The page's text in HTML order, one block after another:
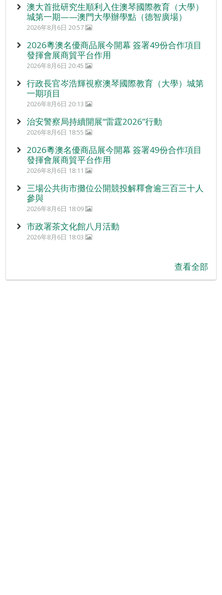
澳大首批研究生順利入住澳琴國際教育（大學）
城第一期——澳門大學辦學點（德智廣場）
2026年8月6日 20:57
2026粵澳名優商品展今開幕 簽署49份合作項目
發揮會展商貿平台作用
2026年8月6日 20:45
行政長官岑浩輝視察澳琴國際教育（大學）城第
一期項目
2026年8月6日 20:13
治安警察局持續開展“雷霆2026”行動
2026年8月6日 18:55
2026粵澳名優商品展今開幕 簽署49份合作項目
發揮會展商貿平台作用
2026年8月6日 18:11
三場公共街市攤位公開競投解釋會逾三百三十人
參與
2026年8月6日 18:09
市政署茶文化館八月活動
2026年8月6日 18:03
查看全部